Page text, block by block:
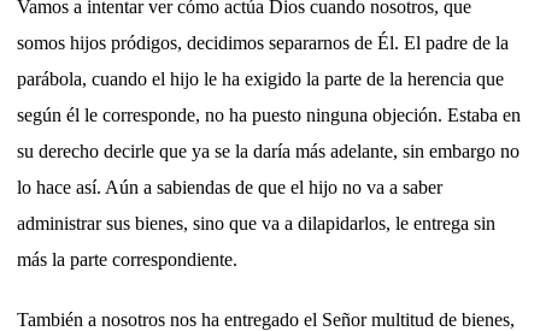
Vamos a intentar ver cómo actúa Dios cuando nosotros, que
somos hijos pródigos, decidimos separarnos de Él. El padre de la
parábola, cuando el hijo le ha exigido la parte de la herencia que
según él le corresponde, no ha puesto ninguna objeción. Estaba en
su derecho decirle que ya se la daría más adelante, sin embargo no
lo hace así. Aún a sabiendas de que el hijo no va a saber
administrar sus bienes, sino que va a dilapidarlos, le entrega sin
más la parte correspondiente.
También a nosotros nos ha entregado el Señor multitud de bienes,